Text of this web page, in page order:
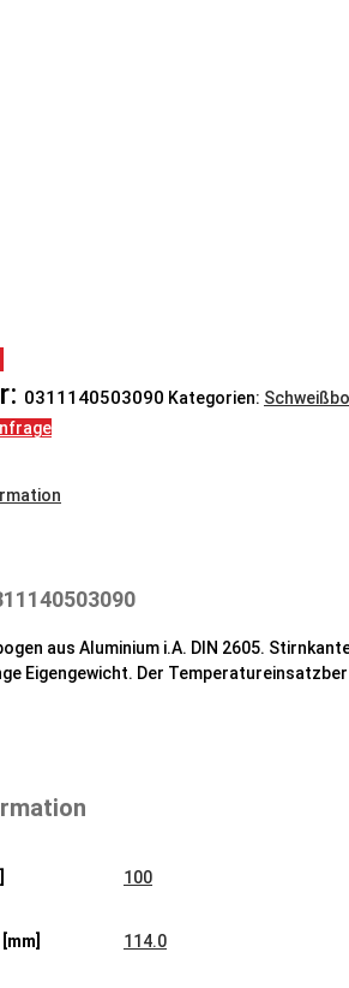
0311140503090 Kategorien:
aus Aluminium i.A. DIN 2605.
Eigengewicht. Der
100
114.0